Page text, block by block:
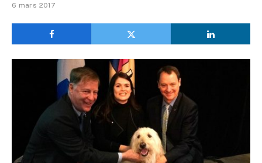
6 mars 2017